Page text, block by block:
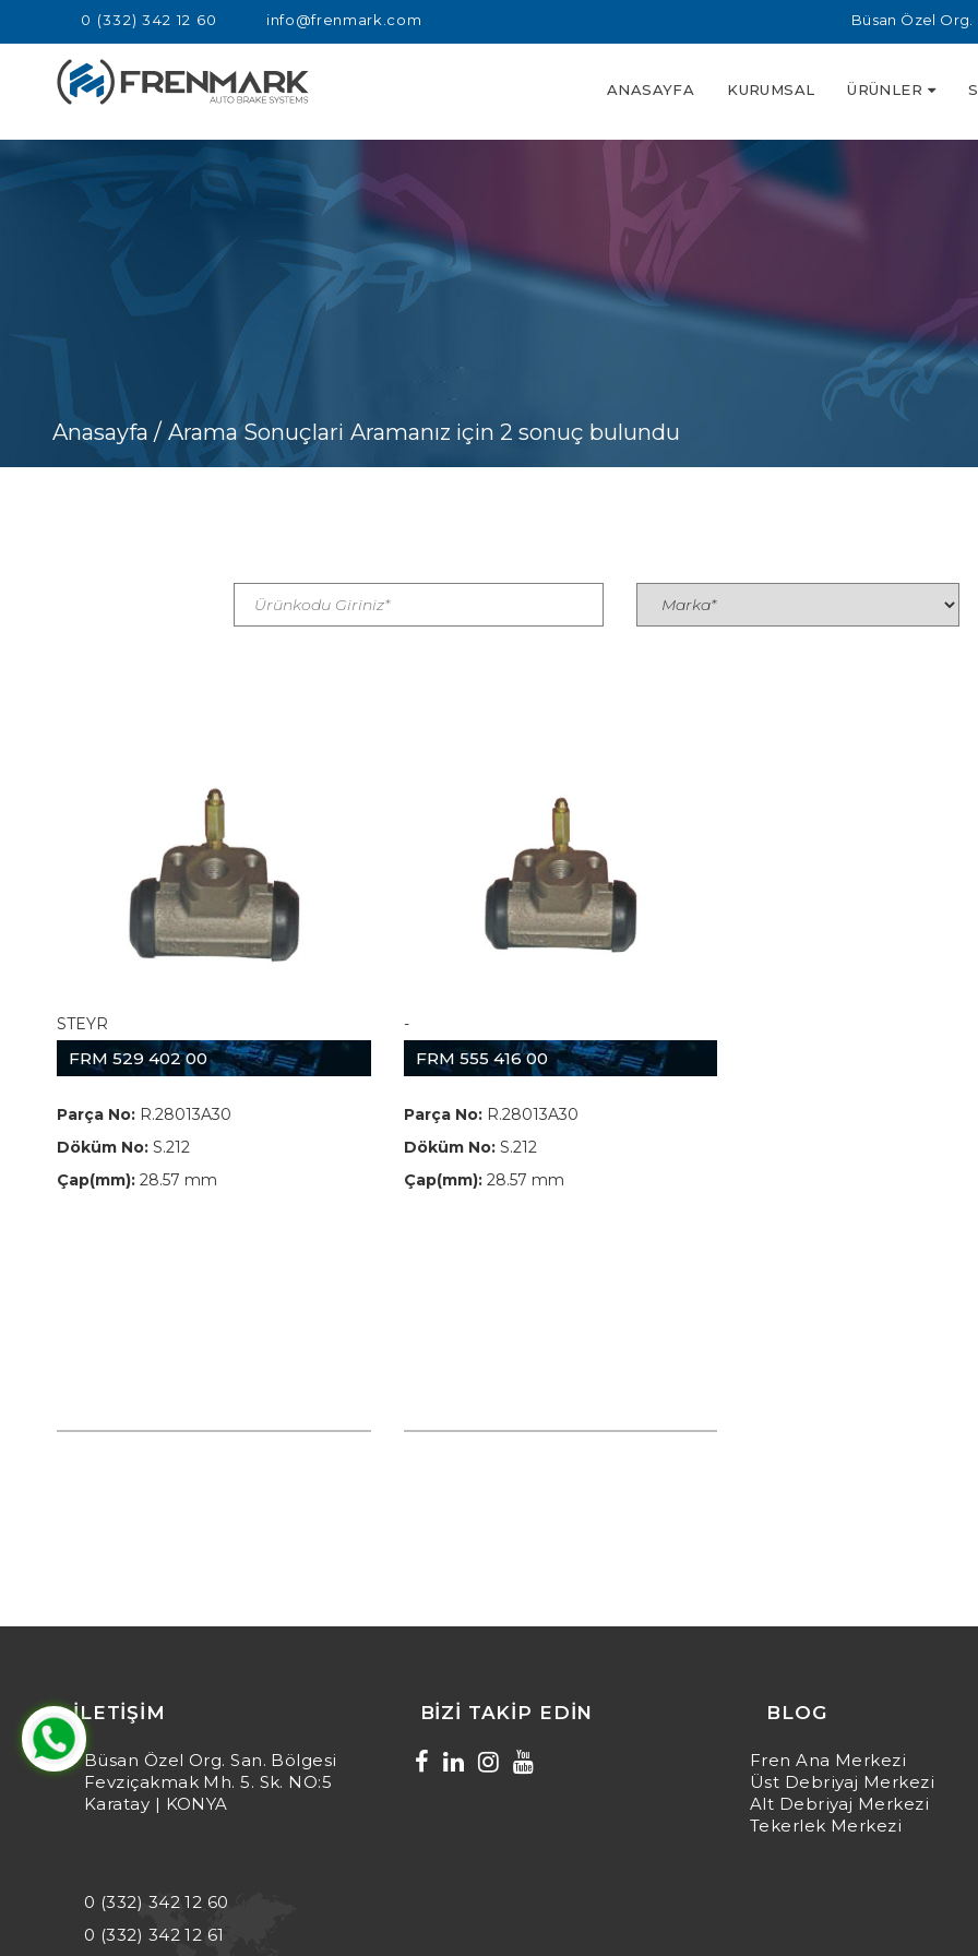
0 (332) 342 12 60 info@frenmark.com Büsan Özel Org.
ANASAYFA KURUMSAL ÜRÜNLER
Anasayfa / Arama Sonuçlari Aramanız için 2 sonuç bulundu
STEYR
FRM 529 402 00
Parça No: R.28013A30
Döküm No: S.212
Çap(mm): 28.57 mm
-
FRM 555 416 00
Parça No:R.28013A30
Döküm No:S.212
Çap(mm):28.57 mm
İLETIŞIM
Büsan Özel Org. San. Bölgesi
Fevziçakmak Mh. 5. Sk. NO:5
Karatay | KONYA
0 (332) 342 12 60
0 (332) 342 12 61
BIZI TAKIP EDIN BLOG
Fren Ana Merkezi
Üst Debriyaj Merkezi
Alt Debriyaj Merkezi
Tekerlek Merkezi